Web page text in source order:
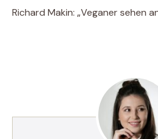
Richard Makin: „Veganer sehen